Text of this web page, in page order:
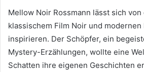
Mellow Noir Rossmann lässt sich
klassischem Film Noir und
inspirieren. Der Schöpfer, ein
Mystery-Erzählungen, wollte eine
Schatten ihre eigenen Geschichten